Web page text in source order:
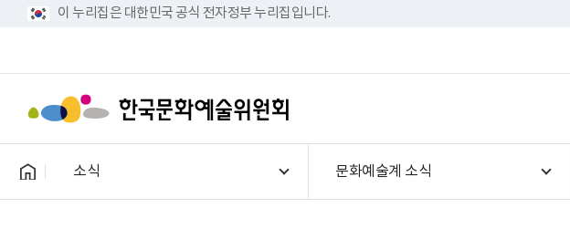
이 누리집은 대한민국 공식 전자정부 누리집입니다.
소식 문화예술계 소식